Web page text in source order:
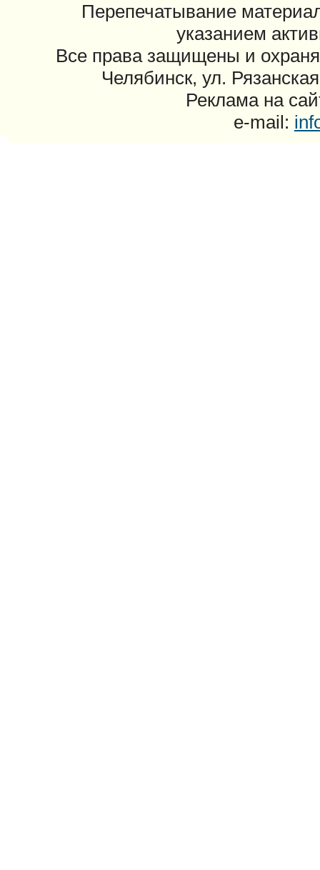
Перепечатывание
указанием
Все права защищены и
Челябинск, ул.
Реклама на
e-mail: